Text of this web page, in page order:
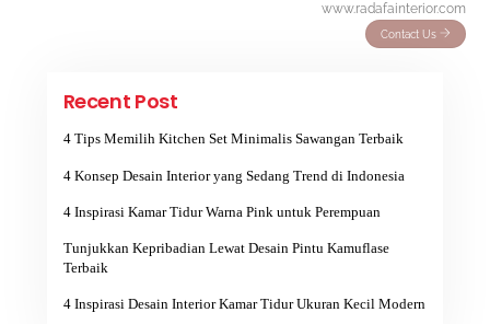
www.radafainterior.com
Contact Us
Recent Post
4 Tips Memilih Kitchen Set Minimalis Sawangan Terbaik
4 Konsep Desain Interior yang Sedang Trend di Indonesia
4 Inspirasi Kamar Tidur Warna Pink untuk Perempuan
Tunjukkan Kepribadian Lewat Desain Pintu Kamuflase
Terbaik
4 Inspirasi Desain Interior Kamar Tidur Ukuran Kecil Modern